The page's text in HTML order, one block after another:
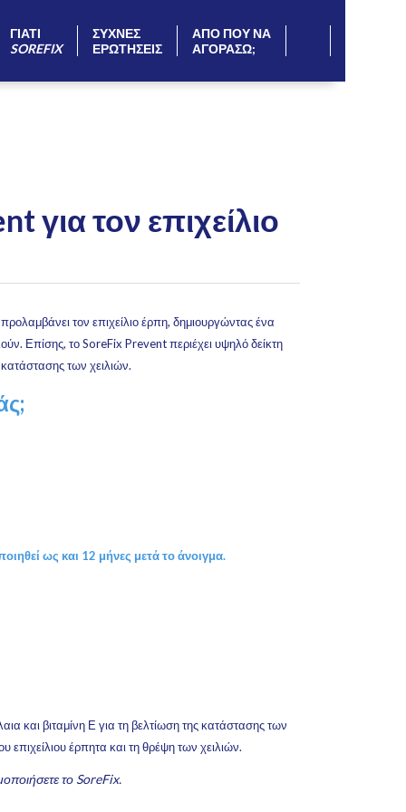
ΓΙΑΤΙ
SOREFIX
ΣΥΧΝΕΣ
ΕΡΩΤΗΣΕΙΣ
ΑΠΟ ΠΟΥ ΝΑ
ΑΓΟΡΑΣΩ;
για τον επιχείλιο
τον επιχείλιο έρπη, δημιουργώντας ένα
Επίσης, το SoreFix Prevent περιέχει υψηλό δείκτη
των χειλιών.
ως και 12 μήνες μετά το άνοιγμα.
και βιταμίνη Ε για τη βελτίωση της κατάστασης των
επιχείλιου έρπητα και τη θρέψη των χειλιών.
το SoreFix.